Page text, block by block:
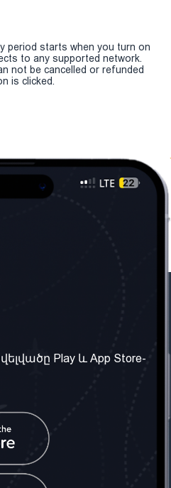
period starts when you turn on
to any supported network.
not be cancelled or refunded
is clicked.
Պայմաններ և դրույթներ
Հաճախ տրվող հարցեր
Տարածել
սոցիալական
ցանցում
Play և App Store-